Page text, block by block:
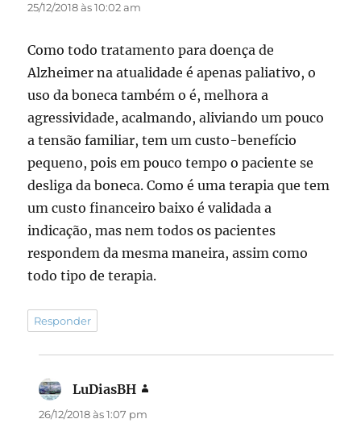
25/12/2018 às 10:02 am
Como todo tratamento para doença de
Alzheimer na atualidade é apenas paliativo, o
uso da boneca também o é, melhora a
agressividade, acalmando, aliviando um pouco
a tensão familiar, tem um custo-benefício
pequeno, pois em pouco tempo o paciente se
desliga da boneca. Como é uma terapia que tem
um custo financeiro baixo é validada a
indicação, mas nem todos os pacientes
respondem da mesma maneira, assim como
todo tipo de terapia.
Responder
LuDiasBH
26/12/2018 às 1:07 pm